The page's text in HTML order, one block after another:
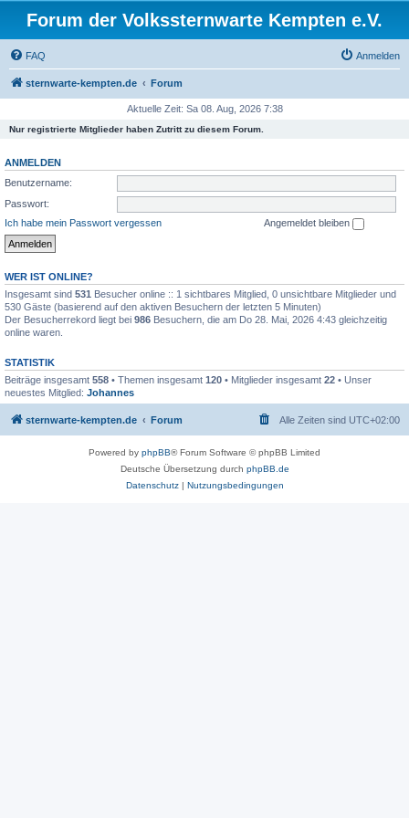
Forum der Volkssternwarte Kempten e.V.
FAQ Anmelden
sternwarte-kempten.de Forum
Aktuelle Zeit: Sa 08. Aug, 2026 7:38
Nur registrierte Mitglieder haben Zutritt zu diesem Forum.
ANMELDEN
Benutzername:
Passwort:
Ich habe mein Passwort vergessen
Angemeldet bleiben
WER IST ONLINE?
Insgesamt sind 531 Besucher online :: 1 sichtbares Mitglied, 0 unsichtbare Mitglieder und
530 Gäste (basierend auf den aktiven Besuchern der letzten 5 Minuten)
Der Besucherrekord liegt bei 986 Besuchern, die am Do 28. Mai, 2026 4:43 gleichzeitig
online waren.
STATISTIK
Beiträge insgesamt 558 • Themen insgesamt 120 • Mitglieder insgesamt 22 • Unser
neuestes Mitglied: Johannes
sternwarte-kempten.de Forum Alle Zeiten sind UTC+02:00
Powered by phpBB® Forum Software © phpBB Limited
Deutsche Übersetzung durch phpBB.de
Datenschutz| Nutzungsbedingungen